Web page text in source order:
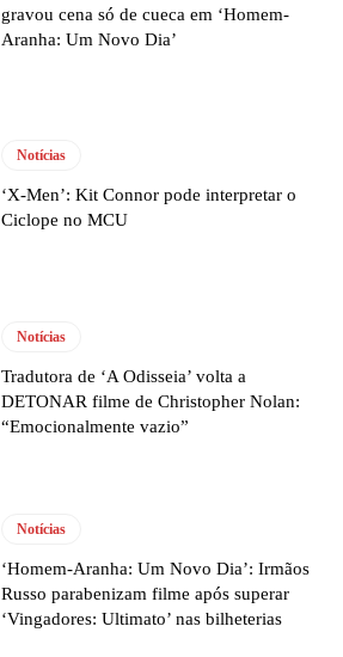
gravou cena só de cueca em ‘Homem-
Aranha: Um Novo Dia’
Notícias
‘X-Men’: Kit Connor pode interpretar o
Ciclope no MCU
Notícias
Tradutora de ‘A Odisseia’ volta a
DETONAR filme de Christopher Nolan:
“Emocionalmente vazio”
Notícias
‘Homem-Aranha: Um Novo Dia’: Irmãos
Russo parabenizam filme após superar
‘Vingadores: Ultimato’ nas bilheterias